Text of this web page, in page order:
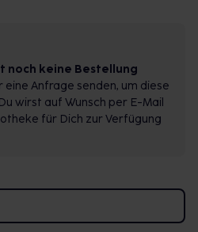
noch keine Bestellung
eine Anfrage senden, um diese
wirst auf Wunsch per E-Mail
für Dich zur Verfügung